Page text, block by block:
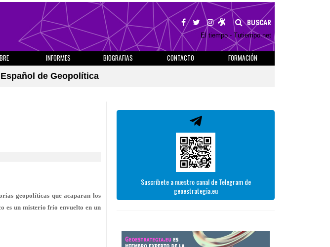
BUSCAR
El tiempo - Tutiempo.net
INFORMES BIOGRAFIAS CONTACTO
FORMACIÓN
de Geopolítica
geopolíticas que acaparan los
es un misterio frío envuelto en un
Suscríbete a nuestro canal de Telegram de
geoestrategia.eu